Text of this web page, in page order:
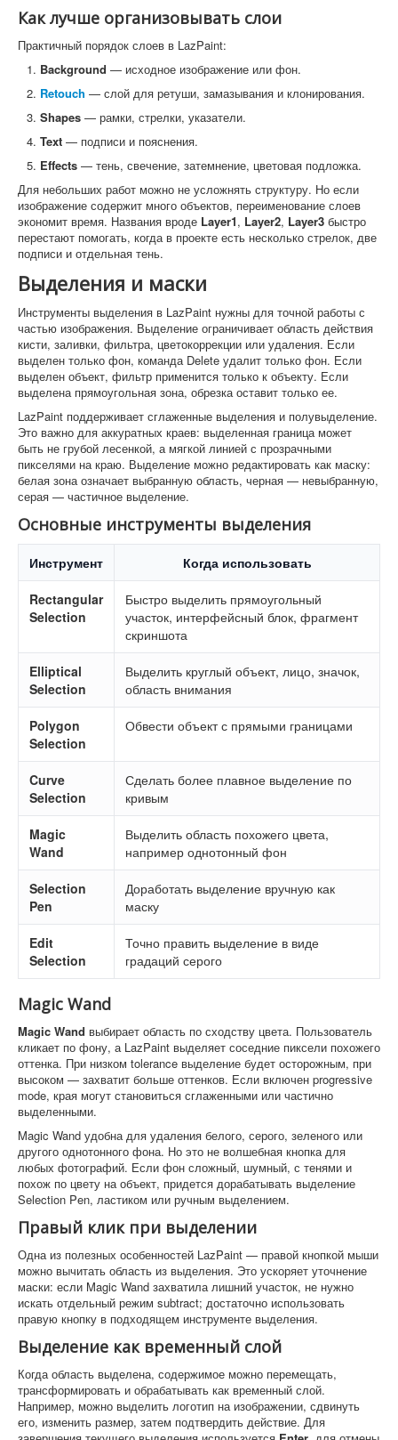
Как лучше организовывать слои
Практичный порядок слоев в LazPaint:
Background — исходное изображение или фон.
Retouch — слой для ретуши, замазывания и клонирования.
Shapes — рамки, стрелки, указатели.
Text — подписи и пояснения.
Effects — тень, свечение, затемнение, цветовая подложка.
Для небольших работ можно не усложнять структуру. Но если
изображение содержит много объектов, переименование слоев
экономит время. Названия вроде Layer1, Layer2, Layer3 быстро
перестают помогать, когда в проекте есть несколько стрелок, две
подписи и отдельная тень.
Выделения и маски
Инструменты выделения в LazPaint нужны для точной работы с
частью изображения. Выделение ограничивает область действия
кисти, заливки, фильтра, цветокоррекции или удаления. Если
выделен только фон, команда Delete удалит только фон. Если
выделен объект, фильтр применится только к объекту. Если
выделена прямоугольная зона, обрезка оставит только ее.
LazPaint поддерживает сглаженные выделения и полувыделение.
Это важно для аккуратных краев: выделенная граница может
быть не грубой лесенкой, а мягкой линией с прозрачными
пикселями на краю. Выделение можно редактировать как маску:
белая зона означает выбранную область, черная — невыбранную,
серая — частичное выделение.
Основные инструменты выделения
Инструмент Когда использовать
Rectangular
Selection
Быстро выделить прямоугольный
участок, интерфейсный блок, фрагмент
скриншота
Elliptical
Selection
Выделить круглый объект, лицо, значок,
область внимания
Polygon
Selection
Обвести объект с прямыми границами
Curve
Selection
Сделать более плавное выделение по
кривым
Magic
Wand
Выделить область похожего цвета,
например однотонный фон
Selection
Pen
Доработать выделение вручную как
маску
Edit
Selection
Точно править выделение в виде
градаций серого
Magic Wand
Magic Wand выбирает область по сходству цвета. Пользователь
кликает по фону, а LazPaint выделяет соседние пиксели похожего
оттенка. При низком tolerance выделение будет осторожным, при
высоком — захватит больше оттенков. Если включен progressive
mode, края могут становиться сглаженными или частично
выделенными.
Magic Wand удобна для удаления белого, серого, зеленого или
другого однотонного фона. Но это не волшебная кнопка для
любых фотографий. Если фон сложный, шумный, с тенями и
похож по цвету на объект, придется дорабатывать выделение
Selection Pen, ластиком или ручным выделением.
Правый клик при выделении
Одна из полезных особенностей LazPaint — правой кнопкой мыши
можно вычитать область из выделения. Это ускоряет уточнение
маски: если Magic Wand захватила лишний участок, не нужно
искать отдельный режим subtract; достаточно использовать
правую кнопку в подходящем инструменте выделения.
Выделение как временный слой
Когда область выделена, содержимое можно перемещать,
трансформировать и обрабатывать как временный слой.
Например, можно выделить логотип на изображении, сдвинуть
его, изменить размер, затем подтвердить действие. Для